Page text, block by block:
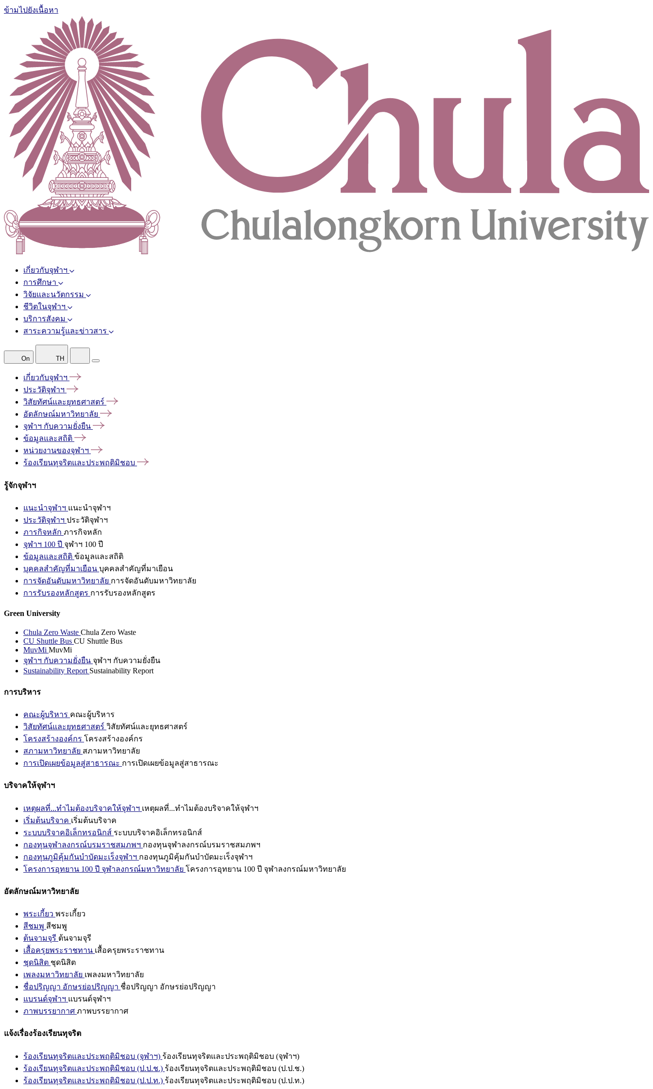
ข้ามไปยังเนื้อหา
เกี่ยวกับจุฬาฯ
การศึกษา
วิจัยและนวัตกรรม
ชีวิตในจุฬาฯ
บริการสังคม
สาระความรู้และข่าวสาร
On TH
เกี่ยวกับจุฬาฯ
ประวัติจุฬาฯ
วิสัยทัศน์และยุทธศาสตร์
อัตลักษณ์มหาวิทยาลัย
จุฬาฯ กับความยั่งยืน
ข้อมูลและสถิติ
หน่วยงานของจุฬาฯ
ร้องเรียนทุจริตและประพฤติมิชอบ
รู้จักจุฬาฯ
แนะนำจุฬาฯ แนะนำจุฬาฯ
ประวัติจุฬาฯ ประวัติจุฬาฯ
ภารกิจหลัก ภารกิจหลัก
จุฬาฯ 100 ปี จุฬาฯ 100 ปี
ข้อมูลและสถิติ ข้อมูลและสถิติ
บุคคลสำคัญที่มาเยือน บุคคลสำคัญที่มาเยือน
การจัดอันดับมหาวิทยาลัย การจัดอันดับมหาวิทยาลัย
การรับรองหลักสูตร การรับรองหลักสูตร
Green University
Chula Zero Waste Chula Zero Waste
CU Shuttle Bus CU Shuttle Bus
MuvMi MuvMi
จุฬาฯ กับความยั่งยืน จุฬาฯ กับความยั่งยืน
Sustainability Report Sustainability Report
การบริหาร
คณะผู้บริหาร คณะผู้บริหาร
วิสัยทัศน์และยุทธศาสตร์ วิสัยทัศน์และยุทธศาสตร์
โครงสร้างองค์กร โครงสร้างองค์กร
สภามหาวิทยาลัย สภามหาวิทยาลัย
การเปิดเผยข้อมูลสู่สาธารณะ การเปิดเผยข้อมูลสู่สาธารณะ
บริจาคให้จุฬาฯ
เหตุผลที่...ทำไมต้องบริจาคให้จุฬาฯ เหตุผลที่...ทำไมต้องบริจาคให้จุฬาฯ
เริ่มต้นบริจาค เริ่มต้นบริจาค
ระบบบริจาคอิเล็กทรอนิกส์ ระบบบริจาคอิเล็กทรอนิกส์
กองทุนจุฬาลงกรณ์บรมราชสมภพฯ กองทุนจุฬาลงกรณ์บรมราชสมภพฯ
กองทุนภูมิคุ้มกันบำบัดมะเร็งจุฬาฯ กองทุนภูมิคุ้มกันบำบัดมะเร็งจุฬาฯ
โครงการอุทยาน 100 ปี จุฬาลงกรณ์มหาวิทยาลัย โครงการอุทยาน 100 ปี จุฬาลงกรณ์มหาวิทยาลัย
อัตลักษณ์มหาวิทยาลัย
พระเกี้ยว พระเกี้ยว
สีชมพู สีชมพู
ต้นจามจุรี ต้นจามจุรี
เสื้อครุยพระราชทาน เสื้อครุยพระราชทาน
ชุดนิสิต ชุดนิสิต
เพลงมหาวิทยาลัย เพลงมหาวิทยาลัย
ชื่อปริญญา อักษรย่อปริญญา ชื่อปริญญา อักษรย่อปริญญา
แบรนด์จุฬาฯ แบรนด์จุฬาฯ
ภาพบรรยากาศ ภาพบรรยากาศ
แจ้งเรื่องร้องเรียนทุจริต
ร้องเรียนทุจริตและประพฤติมิชอบ (จุฬาฯ) ร้องเรียนทุจริตและประพฤติมิชอบ (จุฬาฯ)
ร้องเรียนทุจริตและประพฤติมิชอบ (ป.ป.ช.) ร้องเรียนทุจริตและประพฤติมิชอบ (ป.ป.ช.)
ร้องเรียนทุจริตและประพฤติมิชอบ (ป.ป.ท.) ร้องเรียนทุจริตและประพฤติมิชอบ (ป.ป.ท.)